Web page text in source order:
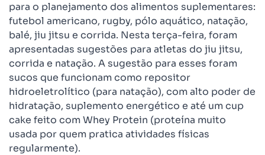
para o planejamento dos alimentos suplementares:
futebol americano, rugby, pólo aquático, natação,
balé, jiu jitsu e corrida. Nesta terça-feira, foram
apresentadas sugestões para atletas do jiu jitsu,
corrida e natação. A sugestão para esses foram
sucos que funcionam como repositor
hidroeletrolítico (para natação), com alto poder de
hidratação, suplemento energético e até um cup
cake feito com Whey Protein (proteína muito
usada por quem pratica atividades físicas
regularmente).